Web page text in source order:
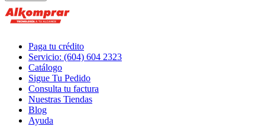
Paga tu crédito
Servicio: (604) 604 2323
Catálogo
Sigue Tu Pedido
Consulta tu factura
Nuestras Tiendas
Blog
Ayuda